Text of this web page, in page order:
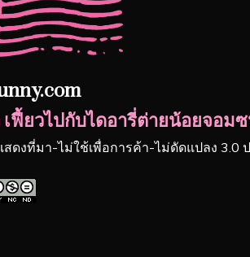
ฟี้ยวไปกับไดอารี่ต่ายน้อยจอม
ที่มา-ไม่ใช้เพื่อการค้า-ไม่ดัดแปลง 3.0 ป